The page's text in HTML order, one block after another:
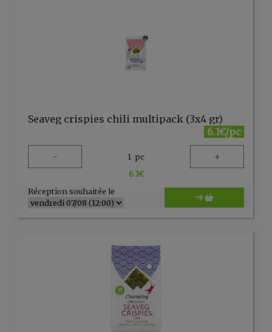
Seaveg crispies chili multipack (3x4 gr)
6.1€/pc
- 1 pc +
6.1€
Réception souhaitée le